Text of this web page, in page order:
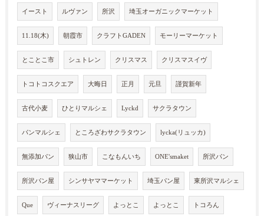
イースト ルヴァン 所沢 埼玉オーガニックマーケット
11.18(木) 朝霞市 クラフトGADEN モーリーマーケット
とことこ市 シュトレン クリスマス クリスマスイヴ
トコトコスクエア 大晦日 正月 元旦 謹賀新年
古代小麦 ひとりマルシェ Lyckd サクラタウン
パンマルシェ ところざわサクラタウン lycka(リュッカ)
無添加パン 狭山市 こなもんいち ONE'smaket 所沢パン
所沢パン屋 シンサヤママーケット 埼玉パン屋 東所沢マルシェ
Que ヴィーナスリーグ よっとこ よっとこ トコろん